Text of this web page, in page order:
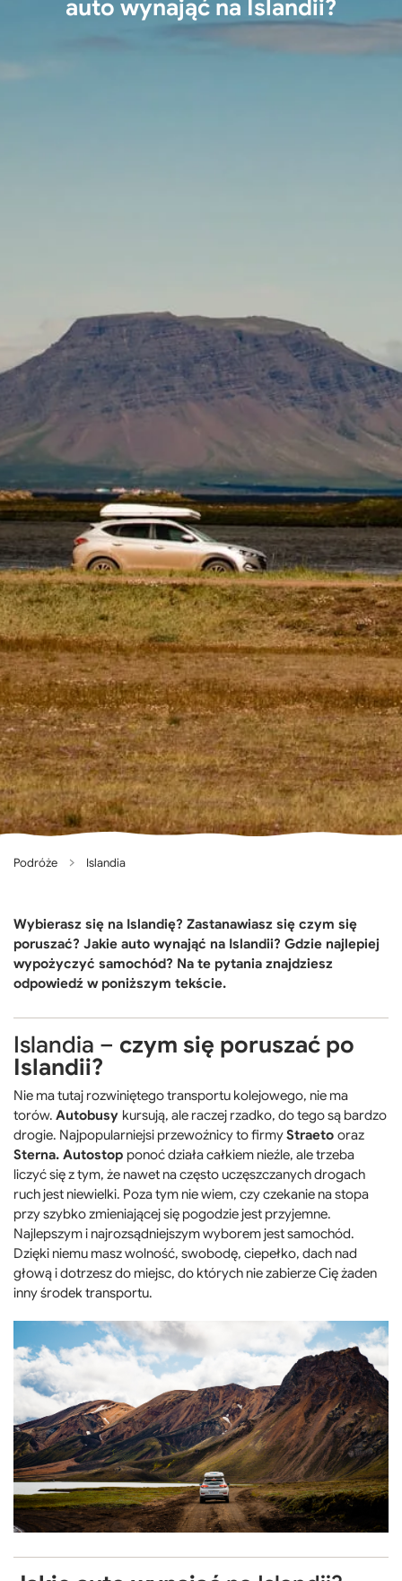
auto wynająć na Islandii?
Podróże Islandia
Wybierasz się na Islandię? Zastanawiasz się czym się
poruszać? Jakie auto wynająć na Islandii? Gdzie najlepiej
wypożyczyć samochód? Na te pytania znajdziesz
odpowiedź w poniższym tekście.
Islandia – czym się poruszać po
Islandii?
Nie ma tutaj rozwiniętego transportu kolejowego, nie ma
torów. Autobusy kursują, ale raczej rzadko, do tego są bardzo
drogie. Najpopularniejsi przewoźnicy to firmyStraeto oraz
Sterna. Autostop ponoć działa całkiem nieźle, ale trzeba
liczyć się z tym, że nawet na często uczęszczanych drogach
ruch jest niewielki. Poza tym nie wiem, czy czekanie na stopa
przy szybko zmieniającej się pogodzie jest przyjemne.
Najlepszym i najrozsądniejszym wyborem jest samochód.
Dzięki niemu masz wolność, swobodę, ciepełko, dach nad
głową i dotrzesz do miejsc, do których nie zabierze Cię żaden
inny środek transportu.